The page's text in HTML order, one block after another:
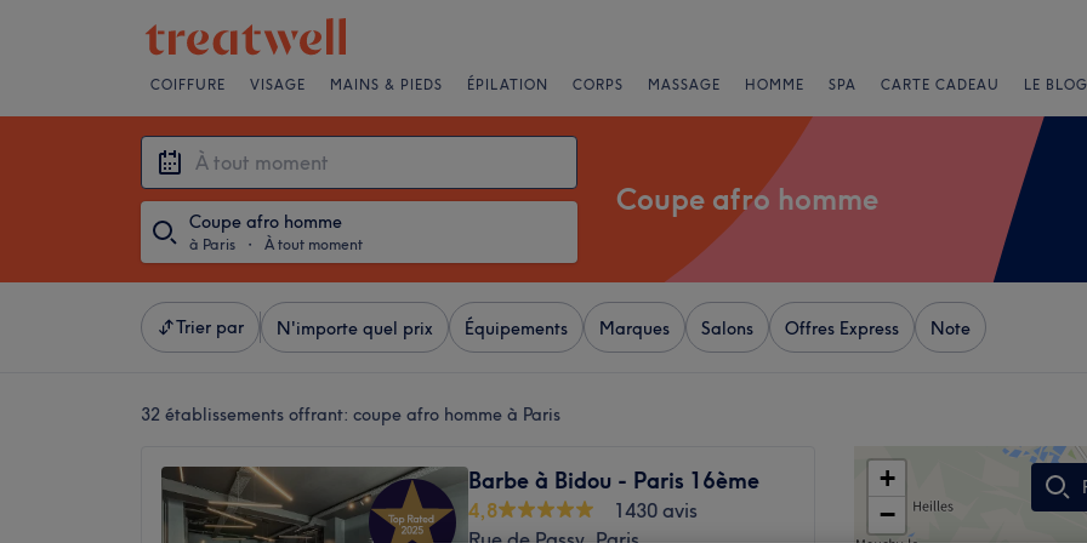
COIFFURE VISAGE MAINS & PIEDS ÉPILATION CORPS MASSAGE HOMME SPA CARTE CADEAU LE
Coupe afro homme
à Paris ・ À tout moment
Coupe afro homme
Trier par N'importe quel prix Équipements Marques Salons Offres Express Note
32 établissements offrant: coupe afro homme à Paris
Barbe à Bidou - Paris 16ème
4,8
1430 avis
+
−